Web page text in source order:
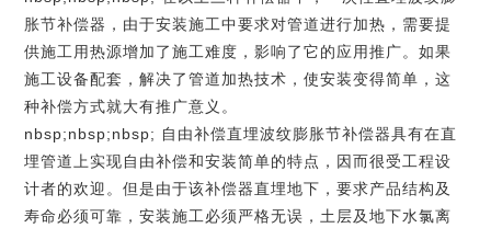
胀节补偿器，由于安装施工中要求对管道进行加热，需要提
供施工用热源增加了施工难度，影响了它的应用推广。如果
施工设备配套，解决了管道加热技术，使安装变得简单，这
种补偿方式就大有推广意义。
nbsp;nbsp;nbsp; 自由补偿直埋波纹膨胀节补偿器具有在直
埋管道上实现自由补偿和安装简单的特点，因而很受工程设
计者的欢迎。但是由于该补偿器直埋地下，要求产品结构及
寿命必须可靠，安装施工必须严格无误，土层及地下水氯离